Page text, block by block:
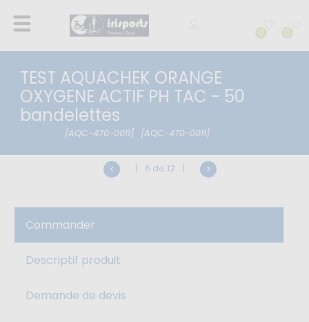
0 0
TEST AQUACHEK ORANGE
OXYGENE ACTIF PH TAC - 50
bandelettes
[AQC-470-0011] [AQC-470-0011]
| 6 de 12 |
Commander
Descriptif produit
Demande de devis